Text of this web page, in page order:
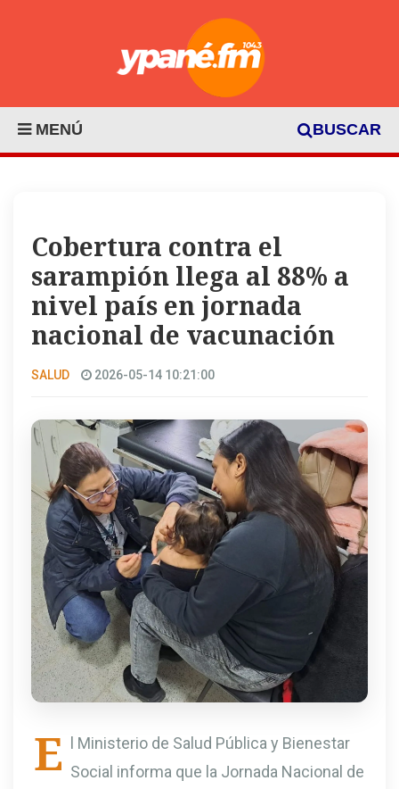
MENÚ BUSCAR
Cobertura contra el
sarampión llega al 88% a
nivel país en jornada
nacional de vacunación
SALUD 2026-05-14 10:21:00
E
l Ministerio de Salud Pública y Bienestar
Social informa que la Jornada Nacional de